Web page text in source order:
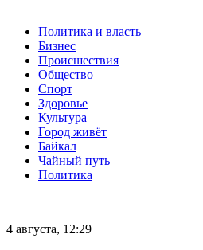
Политика и власть
Бизнес
Происшествия
Общество
Cпорт
Здоровье
Культура
Город живёт
Байкал
Чайный путь
Политика
4 августа, 12:29